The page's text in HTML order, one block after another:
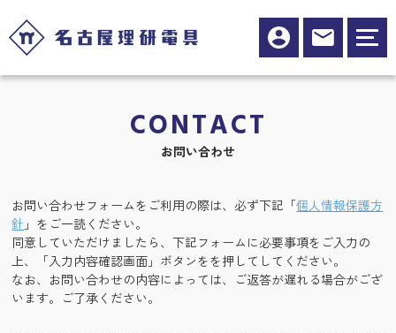
CONTACT
お問い合わせ
お問い合わせフォームをご利用の際は、必ず下記「個人情報保護方
針 」をご一読ください。
同意していただけましたら、下記フォームに必要事項をご入力の
上、「入力内容確認画面」ボタンをを押してしてください。
なお、お問い合わせの内容によっては、ご返答が遅れる場合がござ
います。ご了承ください。